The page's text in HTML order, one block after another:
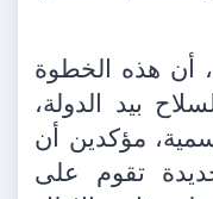
أن هذه الخطوة
بيد الدولة،
مؤكدين أن
تقوم على